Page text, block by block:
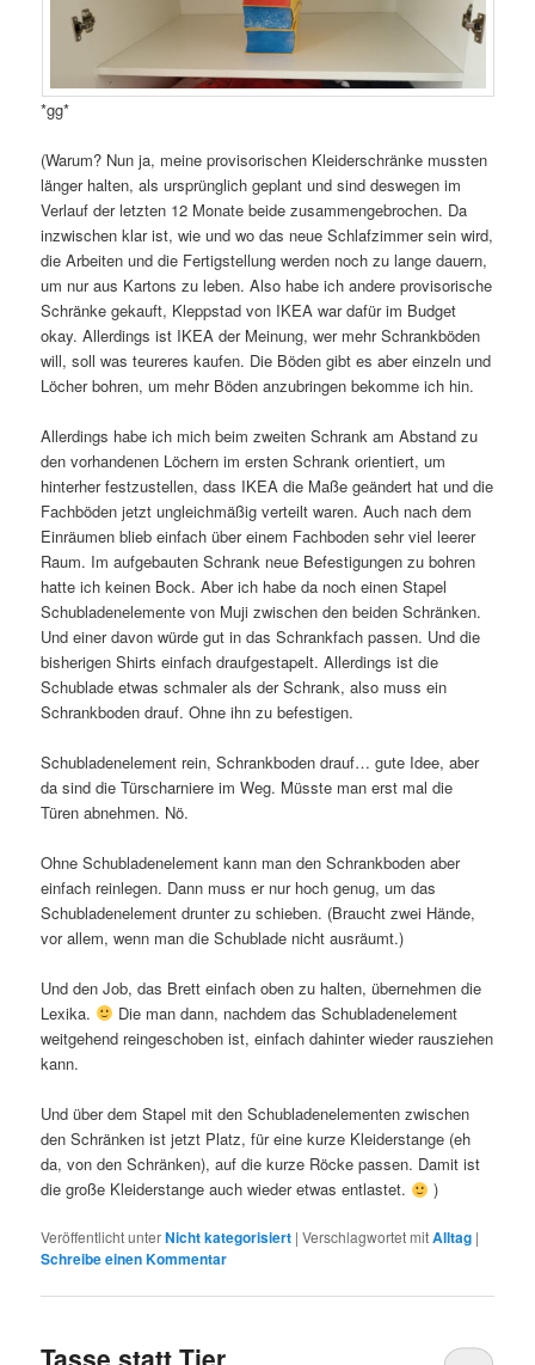
*gg*
(Warum? Nun ja, meine provisorischen Kleiderschränke mussten
länger halten, als ursprünglich geplant und sind deswegen im
Verlauf der letzten 12 Monate beide zusammengebrochen. Da
inzwischen klar ist, wie und wo das neue Schlafzimmer sein wird,
die Arbeiten und die Fertigstellung werden noch zu lange dauern,
um nur aus Kartons zu leben. Also habe ich andere provisorische
Schränke gekauft, Kleppstad von IKEA war dafür im Budget
okay. Allerdings ist IKEA der Meinung, wer mehr Schrankböden
will, soll was teureres kaufen. Die Böden gibt es aber einzeln und
Löcher bohren, um mehr Böden anzubringen bekomme ich hin.
Allerdings habe ich mich beim zweiten Schrank am Abstand zu
den vorhandenen Löchern im ersten Schrank orientiert, um
hinterher festzustellen, dass IKEA die Maße geändert hat und die
Fachböden jetzt ungleichmäßig verteilt waren. Auch nach dem
Einräumen blieb einfach über einem Fachboden sehr viel leerer
Raum. Im aufgebauten Schrank neue Befestigungen zu bohren
hatte ich keinen Bock. Aber ich habe da noch einen Stapel
Schubladenelemente von Muji zwischen den beiden Schränken.
Und einer davon würde gut in das Schrankfach passen. Und die
bisherigen Shirts einfach draufgestapelt. Allerdings ist die
Schublade etwas schmaler als der Schrank, also muss ein
Schrankboden drauf. Ohne ihn zu befestigen.
Schubladenelement rein, Schrankboden drauf… gute Idee, aber
da sind die Türscharniere im Weg. Müsste man erst mal die
Türen abnehmen. Nö.
Ohne Schubladenelement kann man den Schrankboden aber
einfach reinlegen. Dann muss er nur hoch genug, um das
Schubladenelement drunter zu schieben. (Braucht zwei Hände,
vor allem, wenn man die Schublade nicht ausräumt.)
Und den Job, das Brett einfach oben zu halten, übernehmen die
Lexika.
Die man dann, nachdem das Schubladenelement
weitgehend reingeschoben ist, einfach dahinter wieder rausziehen
kann.
Und über dem Stapel mit den Schubladenelementen zwischen
den Schränken ist jetzt Platz, für eine kurze Kleiderstange (eh
da, von den Schränken), auf die kurze Röcke passen. Damit ist
die große Kleiderstange auch wieder etwas entlastet.
)
Veröffentlicht unterNicht kategorisiert |Verschlagwortet mitAlltag |
Schreibe einen Kommentar
Tasse statt Tier